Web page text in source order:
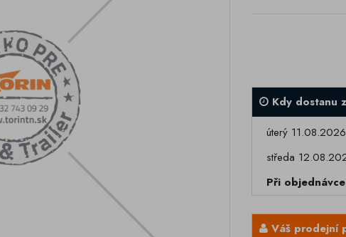
Kdy dostanu
úterý 11.08.2026
středa
Při
Váš prodejní